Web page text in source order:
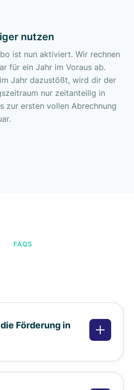
nutzen
ist nun aktiviert. Wir rechnen
für ein Jahr im Voraus ab.
Jahr dazustößt, wird dir der
nur zeitanteilig in
zur ersten vollen Abrechnung
FAQS
Förderung in